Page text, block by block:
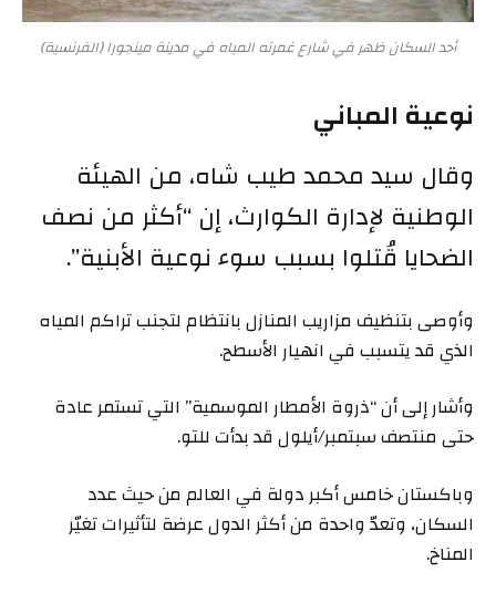
أحد السكان ظهر في شارع غمرته المياه في مدينة مينجورا (الفرنسية)
نوعية المباني
وقال سيد محمد طيب شاه، من الهيئة
الوطنية لإدارة الكوارث، إن “أكثر من نصف
الضحايا قُتلوا بسبب سوء نوعية الأبنية”.
وأوصى بتنظيف مزاريب المنازل بانتظام لتجنب تراكم المياه
الذي قد يتسبب في انهيار الأسطح.
وأشار إلى أن “ذروة الأمطار الموسمية” التي تستمر عادة
حتى منتصف سبتمبر/أيلول قد بدأت للتو.
وباكستان خامس أكبر دولة في العالم من حيث عدد
السكان، وتعدّ واحدة من أكثر الدول عرضة لتأثيرات تغيّر
المناخ.